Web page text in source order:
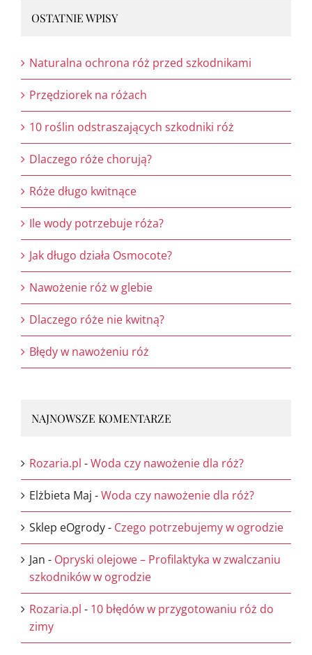
OSTATNIE WPISY
Naturalna ochrona róż przed szkodnikami
Przędziorek na różach
10 roślin odstraszających szkodniki róż
Dlaczego róże chorują?
Róże długo kwitnące
Ile wody potrzebuje róża?
Jak długo działa Osmocote?
Nawożenie róż w glebie
Dlaczego róże nie kwitną?
Błędy w nawożeniu róż
NAJNOWSZE KOMENTARZE
Rozaria.pl -Woda czy nawożenie dla róż?
Elżbieta Maj -Woda czy nawożenie dla róż?
Sklep eOgrody- Czego potrzebujemy w ogrodzie
Jan - Opryski olejowe – Profilaktyka w zwalczaniu
szkodników w ogrodzie
Rozaria.pl - 10 błędów w przygotowaniu róż do
zimy